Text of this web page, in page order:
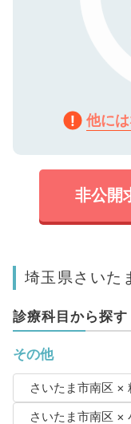
他に
非公開
埼玉県さいた
診療科目から探す
その他
さいたま市南区 ×
さいたま市南区 ×